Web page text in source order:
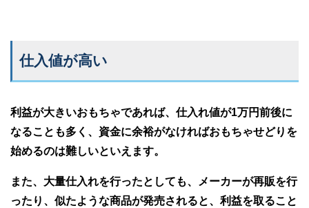
仕入値が高い
利益が大きいおもちゃであれば、仕入れ値が1万円前後に
なることも多く、資金に余裕がなければおもちゃせどりを
始めるのは難しいといえます。
また、大量仕入れを行ったとしても、メーカーが再販を行
ったり、似たような商品が発売されると、利益を取ること